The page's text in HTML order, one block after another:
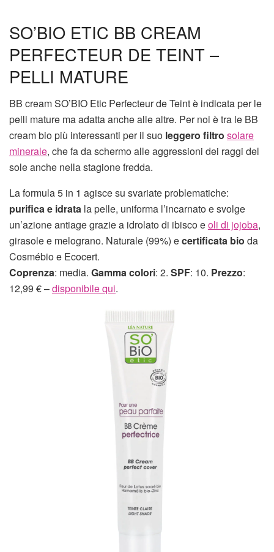
SO’BIO ETIC BB CREAM
PERFECTEUR DE TEINT –
PELLI MATURE
BB cream SO’BIO Etic Perfecteur de Teint è indicata per le
pelli mature ma adatta anche alle altre. Per noi è tra le BB
cream bio più interessanti per il suo leggero filtro solare
minerale, che fa da schermo alle aggressioni dei raggi del
sole anche nella stagione fredda.
La formula 5 in 1 agisce su svariate problematiche:
purifica e idrata la pelle, uniforma l’incarnato e svolge
un’azione antiage grazie a idrolato di ibisco eoli di jojoba,
girasole e melograno. Naturale (99%) ecertificata bio da
Cosmébio e Ecocert.
Coprenza: media. Gamma colori: 2. SPF: 10. Prezzo:
12,99 € –disponibile qui.